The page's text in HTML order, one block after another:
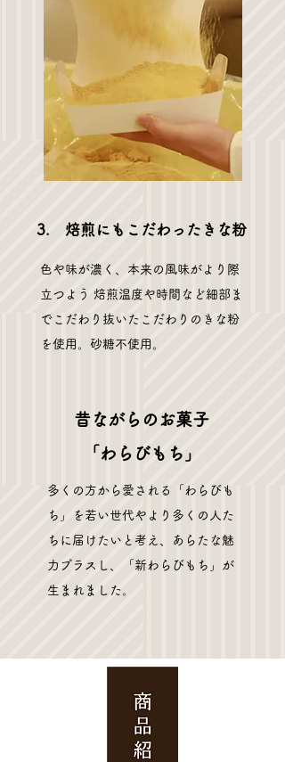
3. 焙煎にもこだわったきな粉
色や味が濃く、本来の風味がより際
立つよう 焙煎温度や時間など細部ま
でこだわり抜いたこだわりのきな粉
を使用。砂糖不使用。
多くの方から愛される「わらびも
ち」を若い世代やより多くの人た
ちに届けたいと考え、あらたな魅
力プラスし、「新わらびもち」が
生まれました。
昔ながらのお菓子
「わらびもち」